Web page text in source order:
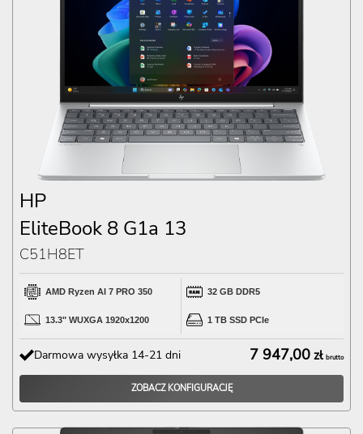
HP
EliteBook 8 G1a 13
C51H8ET
AMD Ryzen AI 7 PRO 350 32 GB DDR5
13.3" WUXGA 1920x1200 1 TB SSD PCIe
Darmowa wysyłka 14-21 dni 7 947,00 zł brutto
ZOBACZ KONFIGURACJĘ